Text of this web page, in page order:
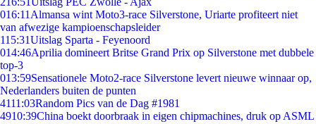
016:11 Almansa wint Moto3-race Silverstone, Uriarte profiteert niet
van afwezige kampioenschapsleider
115:31Uitslag Sparta - Feyenoord
014:46Aprilia domineert Britse Grand Prix op Silverstone met dubbele
top-3
013:59Sensationele Moto2-race Silverstone levert nieuwe winnaar op,
Nederlanders buiten de punten
4111:03Random Pics van de Dag #1981
4910:39China boekt doorbraak in eigen chipmachines, druk op ASML